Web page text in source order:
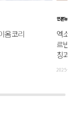
옴코리
언론뉴스
엑소바
르반떼
칭과 동
2025-11-28